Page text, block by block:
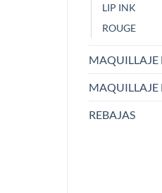
LIP INK
ROUGE
MAQUILLAJE
MAQUILLAJE
REBAJAS
ELISABETH L.